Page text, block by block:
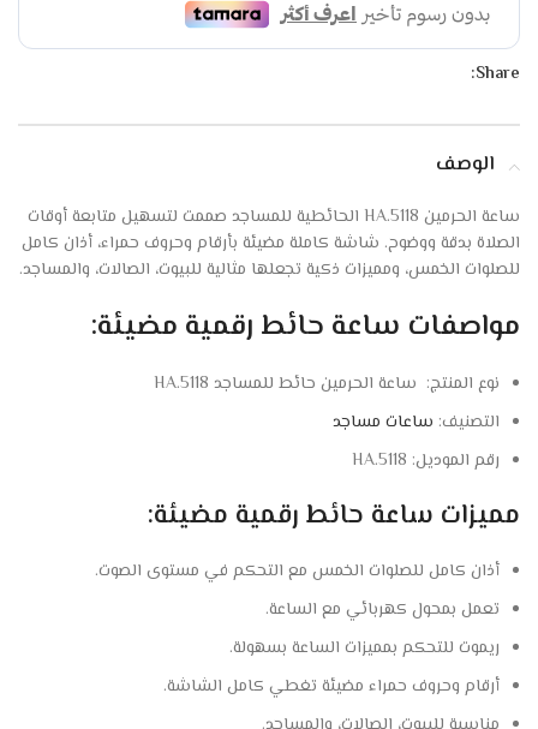
Share:
الوصف
ساعة الحرمين HA.5118 الحائطية للمساجد صممت لتسهيل متابعة أوقات
الصلاة بدقة ووضوح. شاشة كاملة مضيئة بأرقام وحروف حمراء، أذان كامل
للصلوات الخمس، ومميزات ذكية تجعلها مثالية للبيوت، الصالات، والمساجد.
مواصفات ساعة حائط رقمية مضيئة:
نوع المنتج: ساعة الحرمين حائط للمساجد HA.5118
التصنيف: ساعات مساجد
رقم الموديل: HA.5118
مميزات ساعة حائط رقمية مضيئة:
أذان كامل للصلوات الخمس مع التحكم في مستوى الصوت.
تعمل بمحول كهربائي مع الساعة.
ريموت للتحكم بمميزات الساعة بسهولة.
أرقام وحروف حمراء مضيئة تغطي كامل الشاشة.